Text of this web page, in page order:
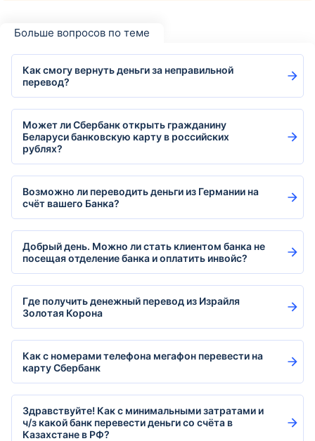
Больше вопросов по теме
Как смогу вернуть деньги за неправильной
перевод?
Может ли Сбербанк открыть гражданину
Беларуси банковскую карту в российских
рублях?
Возможно ли переводить деньги из Германии на
счёт вашего Банка?
Добрый день. Можно ли стать клиентом банка не
посещая отделение банка и оплатить инвойс?
Где получить денежный перевод из Израйля
Золотая Корона
Как с номерами телефона мегафон перевести на
карту Сбербанк
Здравствуйте! Как с минимальными затратами и
ч/з какой банк перевести деньги со счёта в
Казахстане в РФ?